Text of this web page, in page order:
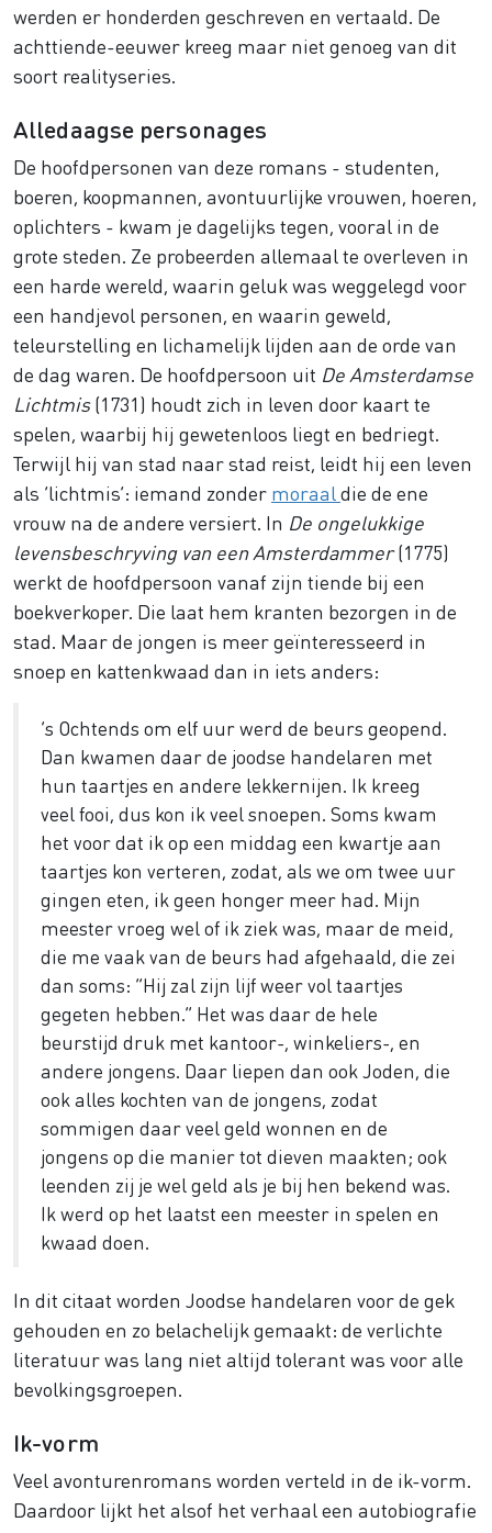
werden er honderden geschreven en vertaald. De
achttiende-eeuwer kreeg maar niet genoeg van dit
soort realityseries.
Alledaagse personages
De hoofdpersonen van deze romans - studenten,
boeren, koopmannen, avontuurlijke vrouwen, hoeren,
oplichters - kwam je dagelijks tegen, vooral in de
grote steden. Ze probeerden allemaal te overleven in
een harde wereld, waarin geluk was weggelegd voor
een handjevol personen, en waarin geweld,
teleurstelling en lichamelijk lijden aan de orde van
de dag waren. De hoofdpersoon uit De Amsterdamse
Lichtmis(1731) houdt zich in leven door kaart te
spelen, waarbij hij gewetenloos liegt en bedriegt.
Terwijl hij van stad naar stad reist, leidt hij een leven
als ‘lichtmis’: iemand zonder moraal die de ene
vrouw na de andere versiert. In De ongelukkige
levensbeschryving van een Amsterdammer(1775)
werkt de hoofdpersoon vanaf zijn tiende bij een
boekverkoper. Die laat hem kranten bezorgen in de
stad. Maar de jongen is meer geïnteresseerd in
snoep en kattenkwaad dan in iets anders:
’s Ochtends om elf uur werd de beurs geopend.
Dan kwamen daar de joodse handelaren met
hun taartjes en andere lekkernijen. Ik kreeg
veel fooi, dus kon ik veel snoepen. Soms kwam
het voor dat ik op een middag een kwartje aan
taartjes kon verteren, zodat, als we om twee uur
gingen eten, ik geen honger meer had. Mijn
meester vroeg wel of ik ziek was, maar de meid,
die me vaak van de beurs had afgehaald, die zei
dan soms: “Hij zal zijn lijf weer vol taartjes
gegeten hebben.” Het was daar de hele
beurstijd druk met kantoor-, winkeliers-, en
andere jongens. Daar liepen dan ook Joden, die
ook alles kochten van de jongens, zodat
sommigen daar veel geld wonnen en de
jongens op die manier tot dieven maakten; ook
leenden zij je wel geld als je bij hen bekend was.
Ik werd op het laatst een meester in spelen en
kwaad doen.
In dit citaat worden Joodse handelaren voor de gek
gehouden en zo belachelijk gemaakt: de verlichte
literatuur was lang niet altijd tolerant was voor alle
bevolkingsgroepen.
Ik-vorm
Veel avonturenromans worden verteld in de ik-vorm.
Daardoor lijkt het alsof het verhaal een autobiografie